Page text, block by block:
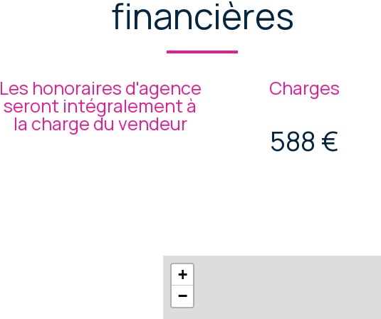
financières
Les honoraires d'agence
seront intégralement à
la charge du vendeur
Charges
588 €
+
−